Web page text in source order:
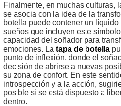
Finalmente, en muchas culturas,
se asocia con la idea de la
botella puede contener un
sueños que incluyen este
capacidad del soñador para
emociones. La tapa de botella
punto de inflexión, donde el
decisión de abrirse a nuevas
su zona de confort. En este
introspección y a la acción,
posible si se está dispuesto a
dentro.